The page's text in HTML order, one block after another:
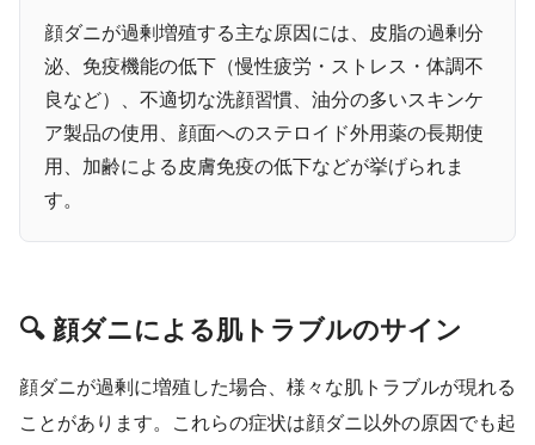
顔ダニが過剰増殖する主な原因には、皮脂の過剰分
泌、免疫機能の低下（慢性疲労・ストレス・体調不
良など）、不適切な洗顔習慣、油分の多いスキンケ
ア製品の使用、顔面へのステロイド外用薬の長期使
用、加齢による皮膚免疫の低下などが挙げられま
す。
🔍 顔ダニによる肌トラブルのサイン
顔ダニが過剰に増殖した場合、様々な肌トラブルが現れる
ことがあります。これらの症状は顔ダニ以外の原因でも起